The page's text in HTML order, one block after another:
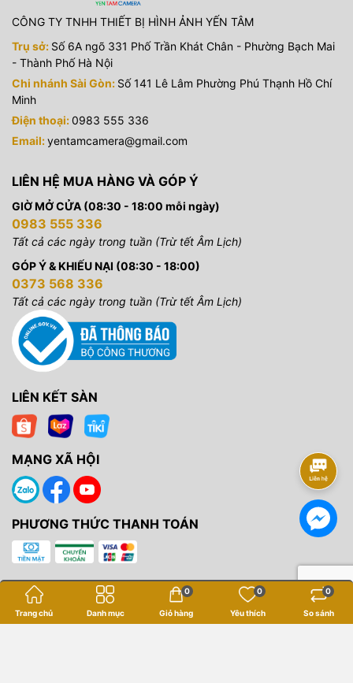
CÔNG TY TNHH THIẾT BỊ HÌNH ẢNH YẾN TÂM
Trụ sở: Số 6A ngõ 331 Phố Trần Khát Chân - Phường Bạch Mai
- Thành Phố Hà Nội
Chi nhánh Sài Gòn: Số 141 Lê Lâm Phường Phú Thạnh Hồ Chí
Minh
Điện thoại:0983 555 336
Email:yentamcamera@gmail.com
LIÊN HỆ MUA HÀNG VÀ GÓP Ý
GIỜ MỞ CỬA (08:30 - 18:00 mỗi ngày)
0983 555 336
Tất cả các ngày trong tuần (Trừ tết Âm Lịch)
GÓP Ý & KHIẾU NẠI (08:30 - 18:00)
0373 568 336
Tất cả các ngày trong tuần (Trừ tết Âm Lịch)
LIÊN KẾT SÀN
MẠNG XÃ HỘI
PHƯƠNG THỨC THANH TOÁN
Bản quyền thuộc vềYến Tâm Camera.
Trang chủ Danh mục Giỏ hàng
0
Yêu thích
0
So sánh
0